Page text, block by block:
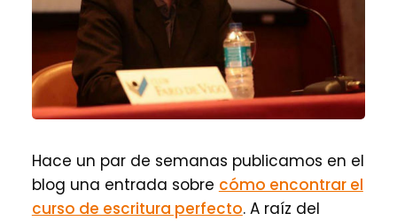
Hace un par de semanas publicamos en el
blog una entrada sobre cómo encontrar el
curso de escritura perfecto. A raíz del